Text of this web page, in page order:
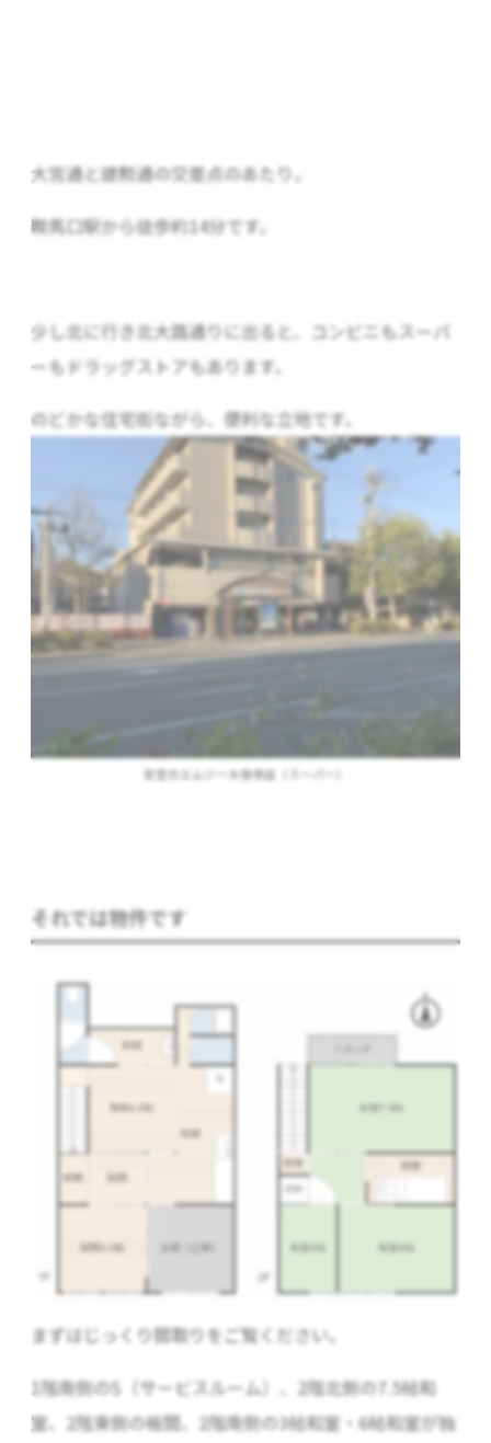
大宮通と建勲通の交差点のあたり。
鞍馬口駅から徒歩約14分です。
少し北に行き北大路通りに出ると、コンビニもスーパ
ーもドラッグストアもあります。
のどかな住宅街ながら、便利な立地です。
安定のエムジー大徳寺店（スーパー）
それでは物件です
まずはじっくり間取りをご覧ください。
1階南側のS（サービスルーム）、2階北側の7.5帖和
室、2階東側の板間、2階南側の3帖和室・6帖和室が独